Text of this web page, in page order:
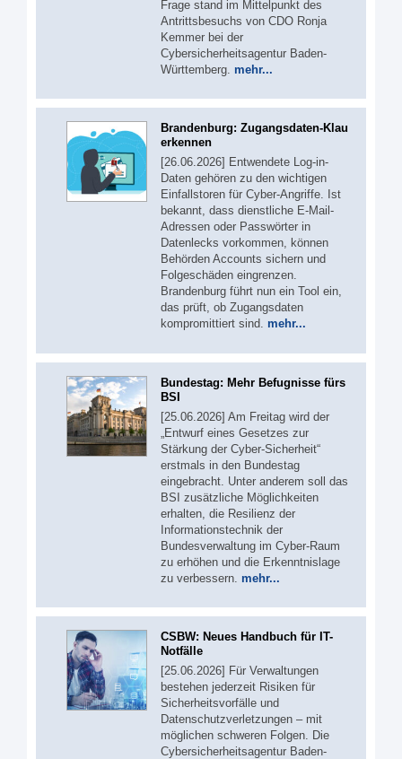
Frage stand im Mittelpunkt des
Antrittsbesuchs von CDO Ronja
Kemmer bei der
Cybersicherheitsagentur Baden-
Württemberg. mehr...
Brandenburg: Zugangsdaten-Klau
erkennen
[26.06.2026] Entwendete Log-in-
Daten gehören zu den wichtigen
Einfallstoren für Cyber-Angriffe. Ist
bekannt, dass dienstliche E-Mail-
Adressen oder Passwörter in
Datenlecks vorkommen, können
Behörden Accounts sichern und
Folgeschäden eingrenzen.
Brandenburg führt nun ein Tool ein,
das prüft, ob Zugangsdaten
kompromittiert sind. mehr...
Bundestag: Mehr Befugnisse fürs
BSI
[25.06.2026] Am Freitag wird der
„Entwurf eines Gesetzes zur
Stärkung der Cyber-Sicherheit“
erstmals in den Bundestag
eingebracht. Unter anderem soll das
BSI zusätzliche Möglichkeiten
erhalten, die Resilienz der
Informationstechnik der
Bundesverwaltung im Cyber-Raum
zu erhöhen und die Erkenntnislage
zu verbessern. mehr...
CSBW: Neues Handbuch für IT-
Notfälle
[25.06.2026] Für Verwaltungen
bestehen jederzeit Risiken für
Sicherheitsvorfälle und
Datenschutzverletzungen – mit
möglichen schweren Folgen. Die
Cybersicherheitsagentur Baden-